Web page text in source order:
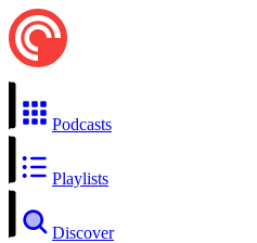
Podcasts
Playlists
Discover